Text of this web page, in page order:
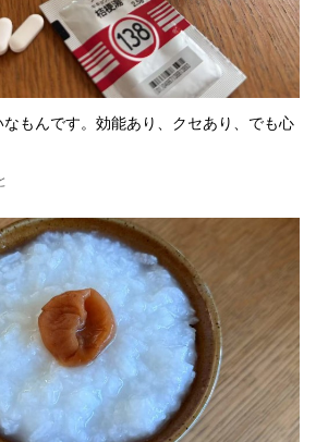
もんです。効能あり、クセあり、でも心